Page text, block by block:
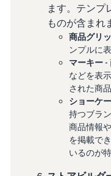
ます。テンプ
ものが含まれ
商品グリ
ンプルに
マーキー-
などを表
された商
ショーケ
持つブラ
商品情報
を掲載で
いるのが